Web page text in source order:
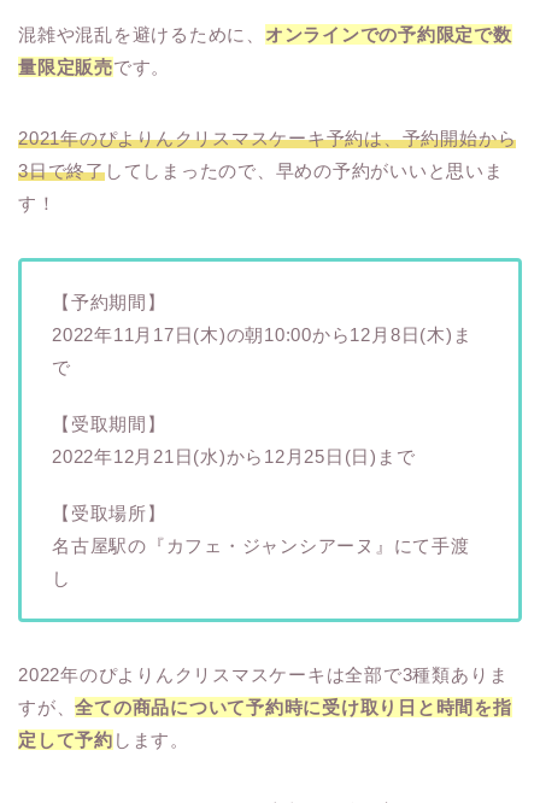
混雑や混乱を避けるために、 オンラインでの予約限定で数
量限定販売です。
2021年のぴよりんクリスマスケーキ予約は、予約開始から
3日で終了してしまったので、早めの予約がいいと思いま
す！
【予約期間】
2022年11月17日(木)の朝10:00から12月8日(木)ま
で
【受取期間】
2022年12月21日(水)から12月25日(日)まで
【受取場所】
名古屋駅の『カフェ・ジャンシアーヌ』にて手渡
し
2022年のぴよりんクリスマスケーキは全部で3種類ありま
すが、全ての商品について予約時に受け取り日と時間を指
定して予約 します。